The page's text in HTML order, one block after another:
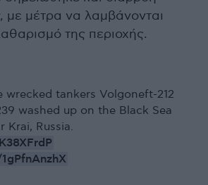
με μέτρα να λαμβάνονται
της περιοχής.
wrecked tankers Volgoneft-212
washed up on the Black Sea
Krai, Russia.